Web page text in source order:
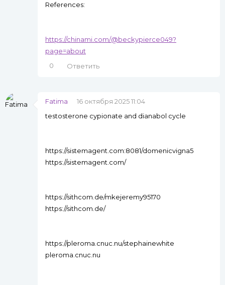
References:
https://chinami.com/@beckypierce049?
page=about
0
Ответить
Fatima
16 октября 2025 11:04
testosterone cypionate and dianabol cycle
https://sistemagent.com:8081/domenicvigna5
https://sistemagent.com/
https://sithcom.de/mkejeremy95170
https://sithcom.de/
https://pleroma.cnuc.nu/stephainewhite
pleroma.cnuc.nu